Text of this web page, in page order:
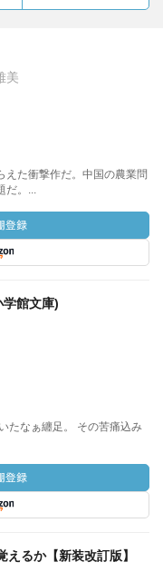
美
えた衝撃作だ。中国の農業問
だ。...
館文庫)
なぁ纏足。 その苦痛込み
るか【新装改訂版】